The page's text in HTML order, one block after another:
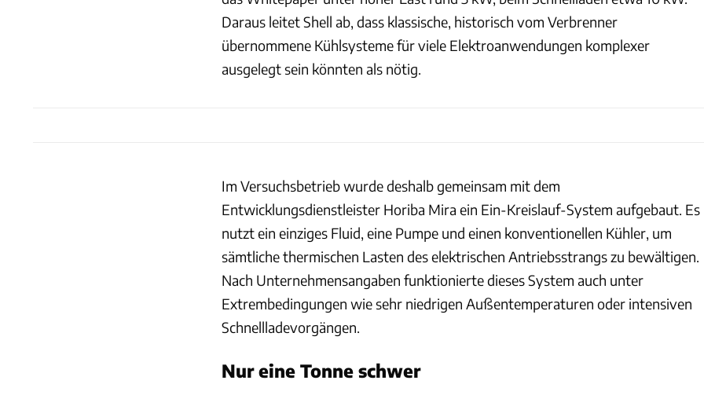
Daraus leitet Shell ab, dass klassische, historisch vom Verbrenner
übernommene Kühlsysteme für viele Elektroanwendungen komplexer
ausgelegt sein könnten als nötig.
Im Versuchsbetrieb wurde deshalb gemeinsam mit dem
Entwicklungsdienstleister Horiba Mira ein Ein-Kreislauf-System aufgebaut. Es
nutzt ein einziges Fluid, eine Pumpe und einen konventionellen Kühler, um
sämtliche thermischen Lasten des elektrischen Antriebsstrangs zu bewältigen.
Nach Unternehmensangaben funktionierte dieses System auch unter
Extrembedingungen wie sehr niedrigen Außentemperaturen oder intensiven
Schnellladevorgängen.
Nur eine Tonne schwer